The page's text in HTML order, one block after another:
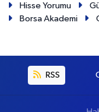
Hisse Yorumu
Borsa Akademi
RSS